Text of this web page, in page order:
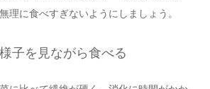
理に食べすぎないようにしましょう。
子を見ながら食べる